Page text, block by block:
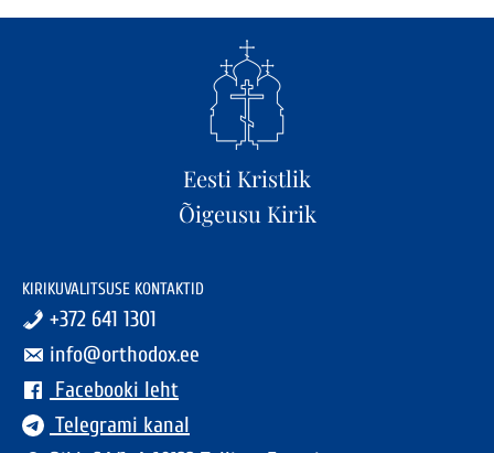
Eesti Kristlik
Õigeusu Kirik
KIRIKUVALITSUSE KONTAKTID
+372 641 1301
info@orthodox.ee
Facebooki leht
Telegrami kanal